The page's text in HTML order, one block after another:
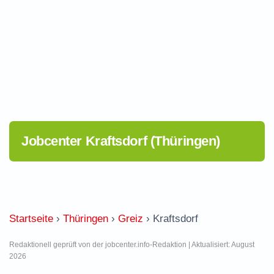
Jobcenter Kraftsdorf (Thüringen)
Startseite › Thüringen › Greiz › Kraftsdorf
Redaktionell geprüft von der jobcenter.info-Redaktion | Aktualisiert: August
2026